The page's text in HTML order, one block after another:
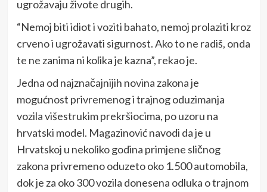
ugrožavaju živote drugih.
“Nemoj biti idiot i voziti bahato, nemoj prolaziti kroz
crveno i ugrožavati sigurnost. Ako to ne radiš, onda
te ne zanima ni kolika je kazna”, rekao je.
Jedna od najznačajnijih novina zakona je
mogućnost privremenog i trajnog oduzimanja
vozila višestrukim prekršiocima, po uzoru na
hrvatski model. Magazinović navodi da je u
Hrvatskoj u nekoliko godina primjene sličnog
zakona privremeno oduzeto oko 1.500 automobila,
dok je za oko 300 vozila donesena odluka o trajnom